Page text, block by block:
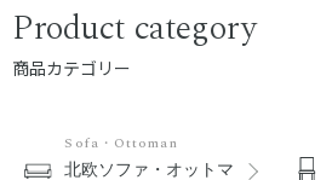
Product category
商品カテゴリー
Sofa・Ottoman
北欧ソファ・オットマ